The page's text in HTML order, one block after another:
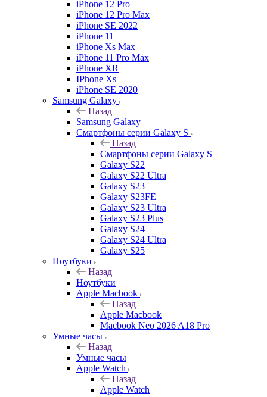
iPhone 12 Pro
iPhone 12 Pro Max
iPhone SE 2022
iPhone 11
iPhone Xs Max
iPhone 11 Pro Max
iPhone XR
IPhone Xs
iPhone SE 2020
Samsung Galaxy
Назад
Samsung Galaxy
Смартфоны серии Galaxy S
Назад
Смартфоны серии Galaxy S
Galaxy S22
Galaxy S22 Ultra
Galaxy S23
Galaxy S23FE
Galaxy S23 Ultra
Galaxy S23 Plus
Galaxy S24
Galaxy S24 Ultra
Galaxy S25
Ноутбуки
Назад
Ноутбуки
Apple Macbook
Назад
Apple Macbook
Macbook Neo 2026 A18 Pro
Умные часы
Назад
Умные часы
Apple Watch
Назад
Apple Watch